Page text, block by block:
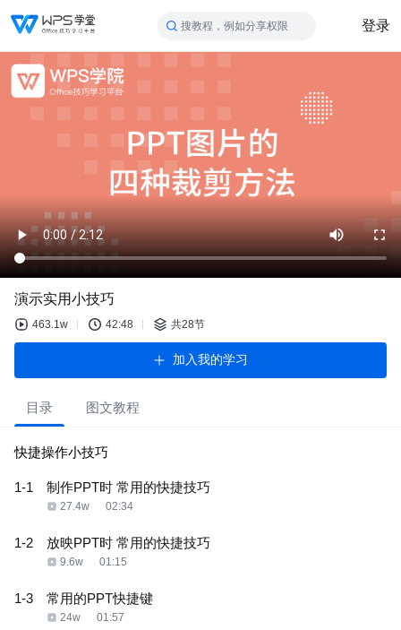
搜教程，例如分享权限 登录
演示实用小技巧
463.1w 42:48 共28节
加入我的学习
目录 图文教程
快捷操作小技巧
1-1 制作PPT时 常用的快捷技巧
27.4w 02:34
1-2 放映PPT时 常用的快捷技巧
9.6w 01:15
1-3 常用的PPT快捷键
24w 01:57